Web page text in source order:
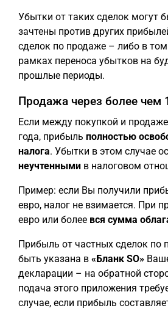
Убытки от таких сделок могут
зачтены против других
сделок по продаже – либо в
рамках переноса убытков на
прошлые периоды.
Продажа через более чем
Если между покупкой и
года, прибыль полностью
налога. Убытки в этом случае
неучтенными в налоговом
Пример: если Вы получили
евро, налог не взимается. При
евро или более вся сумма
Прибыль от частных сделок по
быть указана в «Бланк SO»
декларации – на обратной
подача этого приложения
случае, если прибыль